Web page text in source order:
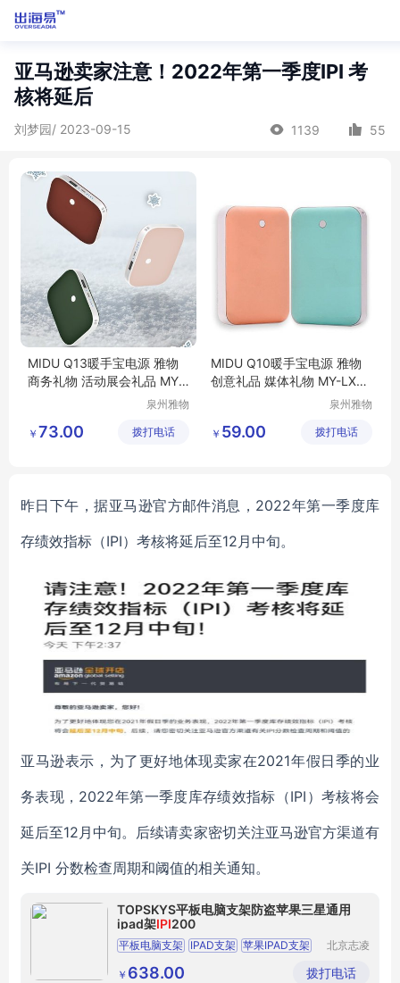
亚马逊卖家注意！2022年第一季度IPI 考
核将延后
刘梦园/ 2023-09-15 1139 55
MIDU Q13暖手宝电源 雅物
商务礼物 活动展会礼品 MY-
泉州雅物
公司
￥ 73.00 拨打电话
MIDU Q10暖手宝电源 雅物
创意礼品 媒体礼物 MY-LXW
泉州雅物
公司
￥ 59.00 拨打电话
昨日下午，据亚马逊官方邮件消息， 2022年第一季度库
存绩效指标（IPI）考核将延后至12月中旬。
亚马逊表示，为了更好地体现卖家在2021年假日季的业
务表现，2022年第一季度库存绩效指标（IPI）考核将会
延后至12月中旬。后续请卖家密切关注亚马逊官方渠道有
关IPI 分数检查周期和阈值的相关通知。
TOPSKYS平板电脑支架防盗苹果三星通用
ipad架IPI200
平板电脑支架 IPAD支架 苹果IPAD支架
防盗平板电脑支架
北京志凌
限公司
￥ 638.00 拨打电话